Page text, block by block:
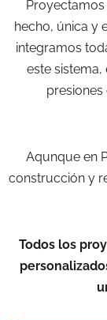
hecho, única y
integramos
este
presiones
Aqunque en
construcción y
Todos los